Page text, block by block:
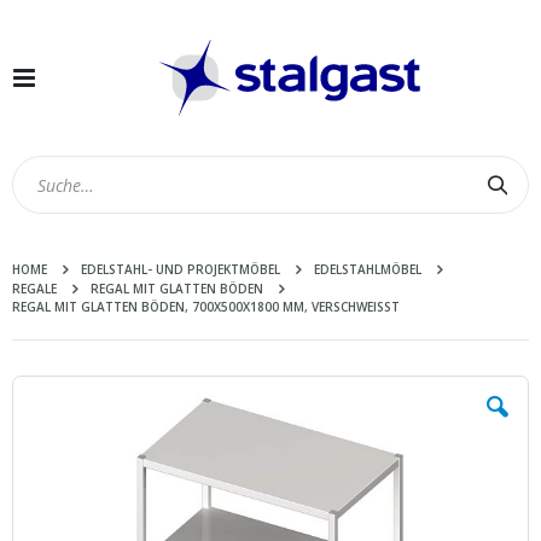
Navigation
HOME EDELSTAHL- UND PROJEKTMÖBEL
EDELSTAHLMÖBEL
REGALE
REGAL MIT GLATTEN BÖDEN
REGAL MIT GLATTEN BÖDEN, 700X500X1800 MM, VERSCHWEISST
Zum